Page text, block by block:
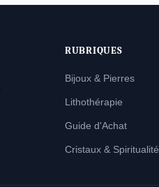
RUBRIQUES
Bijoux & Pierres
Lithothérapie
Guide d'Achat
Cristaux & Spiritualité